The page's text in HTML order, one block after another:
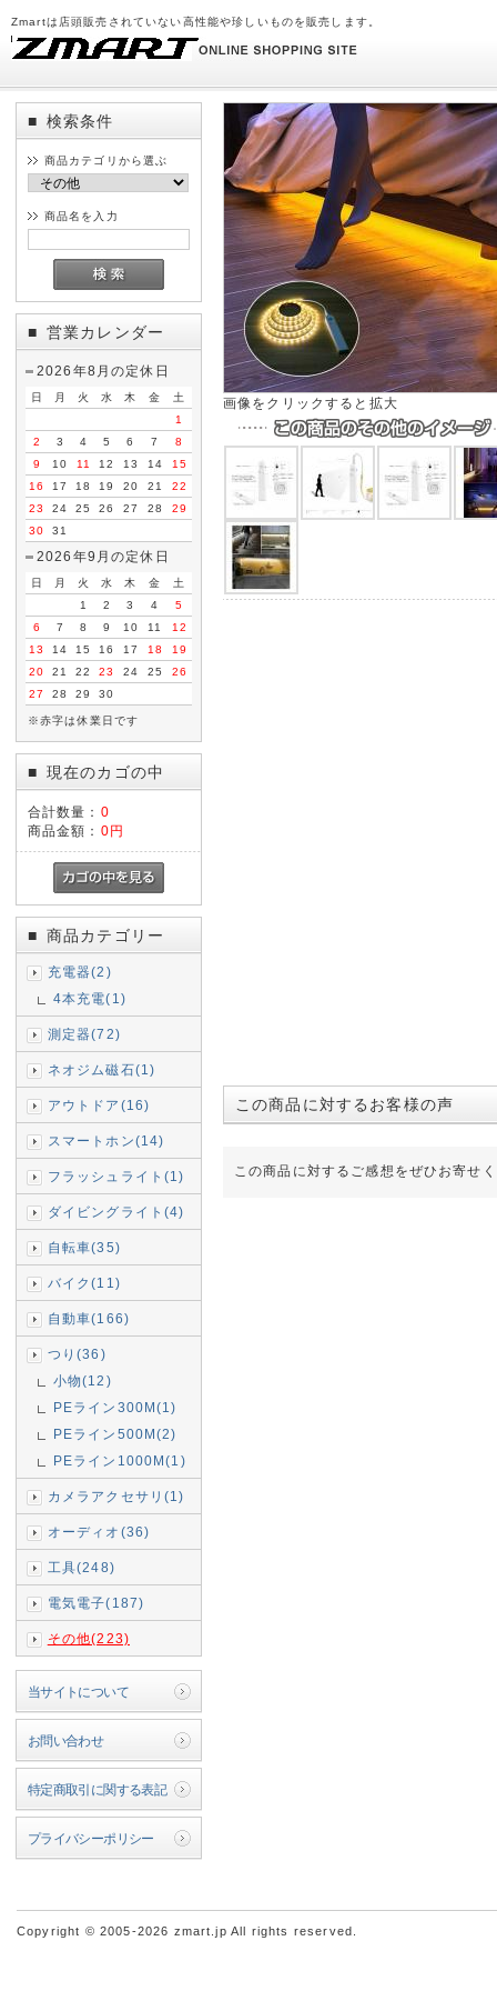
Zmartは店頭販売されていない高性能や珍しいものを販売します。
■ 検索条件
商品カテゴリから選ぶ
商品名を入力
■ 営業カレンダー
2026年8月の定休日
日 月 火 水 木 金
土
1
2
3 4 5 6 7
8
9
10 11 12 13 14
15
16
17 18 19 20 21
22
23
24 25 26 27 28
29
30
31
2026年9月の定休日
日 月 火 水 木 金
土
1
2 3 4
5
6
7 8 9 10 11
12
13
14 15 16 17 18
19
20
21 22 23 24 25
26
27
28 29 30
※赤字は休業日です
■ 現在のカゴの中
合計数量： 0
商品金額： 0円
■ 商品カテゴリー
充電器(2)
4本充電(1)
測定器(72)
ネオジム磁石(1)
アウトドア(16)
スマートホン(14)
フラッシュライト(1)
ダイビングライト(4)
自転車(35)
バイク(11)
自動車(166)
つり(36)
小物(12)
PEライン300M(1)
PEライン500M(2)
PEライン1000M(1)
カメラアクセサリ(1)
オーディオ(36)
工具(248)
電気電子(187)
その他(223)
当サイトについて
お問い合わせ
特定商取引に関する表記
プライバシーポリシー
画像をクリックすると拡大
この商品に対するお客様の声
この商品に対するご感想をぜひお寄せ
Copyright © 2005-2026 zmart.jp All rights reserved.